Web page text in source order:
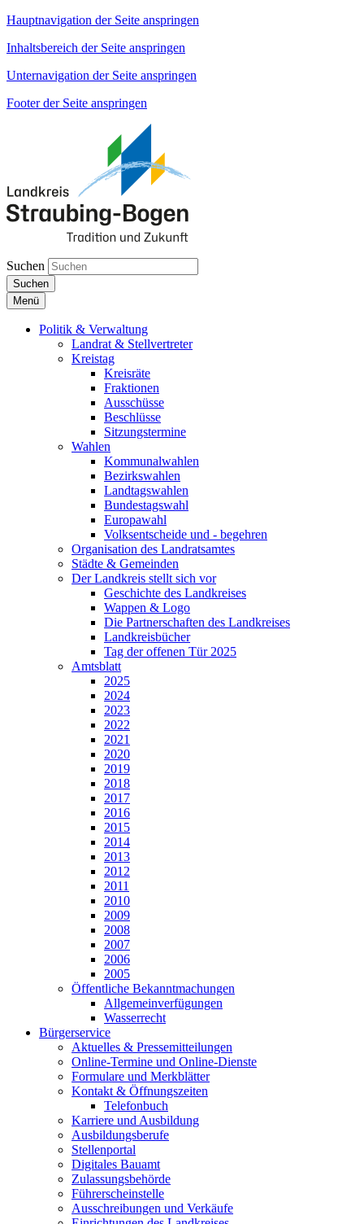
Hauptnavigation der Seite anspringen
Inhaltsbereich der Seite anspringen
Unternavigation der Seite anspringen
Footer der Seite anspringen
Suchen
Suchen
Menü
Politik & Verwaltung
Landrat & Stellvertreter
Kreistag
Kreisräte
Fraktionen
Ausschüsse
Beschlüsse
Sitzungstermine
Wahlen
Kommunalwahlen
Bezirkswahlen
Landtagswahlen
Bundestagswahl
Europawahl
Volksentscheide und - begehren
Organisation des Landratsamtes
Städte & Gemeinden
Der Landkreis stellt sich vor
Geschichte des Landkreises
Wappen & Logo
Die Partnerschaften des Landkreises
Landkreisbücher
Tag der offenen Tür 2025
Amtsblatt
2025
2024
2023
2022
2021
2020
2019
2018
2017
2016
2015
2014
2013
2012
2011
2010
2009
2008
2007
2006
2005
Öffentliche Bekanntmachungen
Allgemeinverfügungen
Wasserrecht
Bürgerservice
Aktuelles & Pressemitteilungen
Online-Termine und Online-Dienste
Formulare und Merkblätter
Kontakt & Öffnungszeiten
Telefonbuch
Karriere und Ausbildung
Ausbildungsberufe
Stellenportal
Digitales Bauamt
Zulassungsbehörde
Führerscheinstelle
Ausschreibungen und Verkäufe